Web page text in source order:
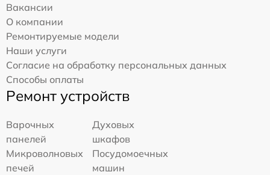
Вакансии
О компании
Ремонтируемые модели
Наши услуги
Согласие на обработку персональных данных
Способы оплаты
Ремонт устройств
Варочных
панелей
Духовых
шкафов
Микроволновых
печей
Посудомоечных
машин